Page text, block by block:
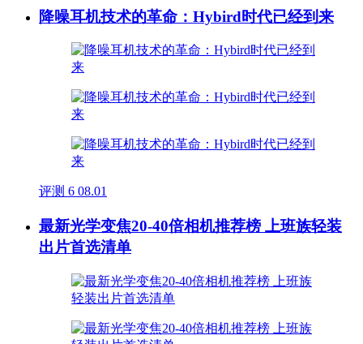
降噪耳机技术的革命：Hybird时代已经到来
评测 6 08.01
最新光学变焦20-40倍相机推荐榜 上班族轻装
出片首选清单